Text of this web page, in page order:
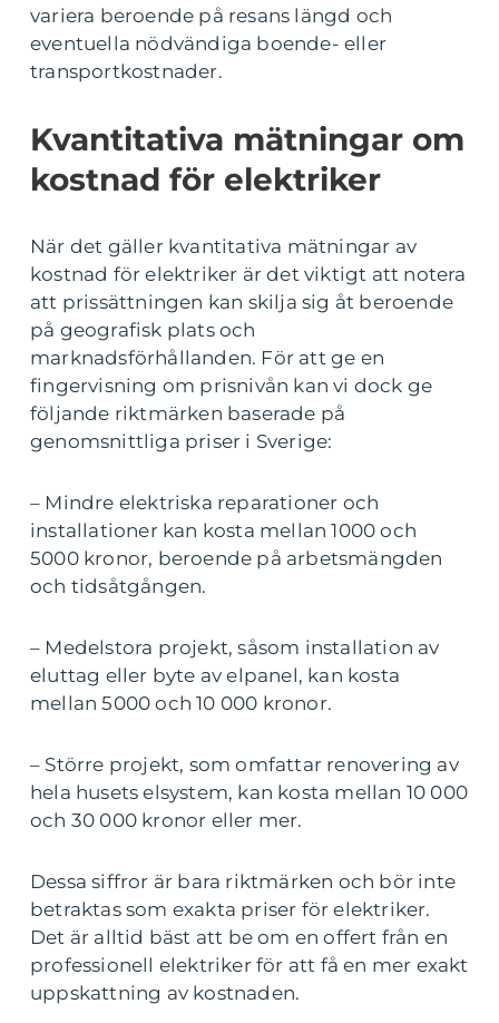
variera beroende på resans längd och
eventuella nödvändiga boende- eller
transportkostnader.
Kvantitativa mätningar om
kostnad för elektriker
När det gäller kvantitativa mätningar av
kostnad för elektriker är det viktigt att notera
att prissättningen kan skilja sig åt beroende
på geografisk plats och
marknadsförhållanden. För att ge en
fingervisning om prisnivån kan vi dock ge
följande riktmärken baserade på
genomsnittliga priser i Sverige:
– Mindre elektriska reparationer och
installationer kan kosta mellan 1000 och
5000 kronor, beroende på arbetsmängden
och tidsåtgången.
– Medelstora projekt, såsom installation av
eluttag eller byte av elpanel, kan kosta
mellan 5000 och 10 000 kronor.
– Större projekt, som omfattar renovering av
hela husets elsystem, kan kosta mellan 10 000
och 30 000 kronor eller mer.
Dessa siffror är bara riktmärken och bör inte
betraktas som exakta priser för elektriker.
Det är alltid bäst att be om en offert från en
professionell elektriker för att få en mer exakt
uppskattning av kostnaden.